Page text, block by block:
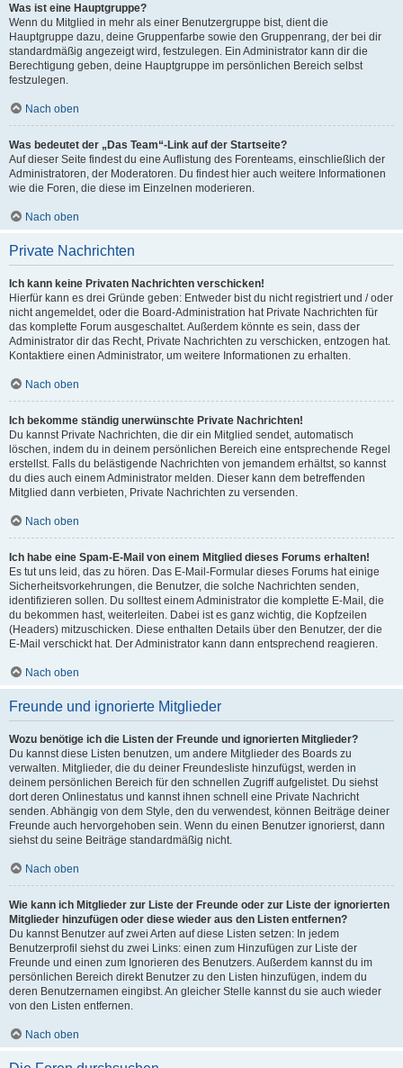
Was ist eine Hauptgruppe?
Wenn du Mitglied in mehr als einer Benutzergruppe bist, dient die
Hauptgruppe dazu, deine Gruppenfarbe sowie den Gruppenrang, der bei dir
standardmäßig angezeigt wird, festzulegen. Ein Administrator kann dir die
Berechtigung geben, deine Hauptgruppe im persönlichen Bereich selbst
festzulegen.
Nach oben
Was bedeutet der „Das Team“-Link auf der Startseite?
Auf dieser Seite findest du eine Auflistung des Forenteams, einschließlich der
Administratoren, der Moderatoren. Du findest hier auch weitere Informationen
wie die Foren, die diese im Einzelnen moderieren.
Nach oben
Private Nachrichten
Ich kann keine Privaten Nachrichten verschicken!
Hierfür kann es drei Gründe geben: Entweder bist du nicht registriert und / oder
nicht angemeldet, oder die Board-Administration hat Private Nachrichten für
das komplette Forum ausgeschaltet. Außerdem könnte es sein, dass der
Administrator dir das Recht, Private Nachrichten zu verschicken, entzogen hat.
Kontaktiere einen Administrator, um weitere Informationen zu erhalten.
Nach oben
Ich bekomme ständig unerwünschte Private Nachrichten!
Du kannst Private Nachrichten, die dir ein Mitglied sendet, automatisch
löschen, indem du in deinem persönlichen Bereich eine entsprechende Regel
erstellst. Falls du belästigende Nachrichten von jemandem erhältst, so kannst
du dies auch einem Administrator melden. Dieser kann dem betreffenden
Mitglied dann verbieten, Private Nachrichten zu versenden.
Nach oben
Ich habe eine Spam-E-Mail von einem Mitglied dieses Forums erhalten!
Es tut uns leid, das zu hören. Das E-Mail-Formular dieses Forums hat einige
Sicherheitsvorkehrungen, die Benutzer, die solche Nachrichten senden,
identifizieren sollen. Du solltest einem Administrator die komplette E-Mail, die
du bekommen hast, weiterleiten. Dabei ist es ganz wichtig, die Kopfzeilen
(Headers) mitzuschicken. Diese enthalten Details über den Benutzer, der die
E-Mail verschickt hat. Der Administrator kann dann entsprechend reagieren.
Nach oben
Freunde und ignorierte Mitglieder
Wozu benötige ich die Listen der Freunde und ignorierten Mitglieder?
Du kannst diese Listen benutzen, um andere Mitglieder des Boards zu
verwalten. Mitglieder, die du deiner Freundesliste hinzufügst, werden in
deinem persönlichen Bereich für den schnellen Zugriff aufgelistet. Du siehst
dort deren Onlinestatus und kannst ihnen schnell eine Private Nachricht
senden. Abhängig von dem Style, den du verwendest, können Beiträge deiner
Freunde auch hervorgehoben sein. Wenn du einen Benutzer ignorierst, dann
siehst du seine Beiträge standardmäßig nicht.
Nach oben
Wie kann ich Mitglieder zur Liste der Freunde oder zur Liste der ignorierten
Mitglieder hinzufügen oder diese wieder aus den Listen entfernen?
Du kannst Benutzer auf zwei Arten auf diese Listen setzen: In jedem
Benutzerprofil siehst du zwei Links: einen zum Hinzufügen zur Liste der
Freunde und einen zum Ignorieren des Benutzers. Außerdem kannst du im
persönlichen Bereich direkt Benutzer zu den Listen hinzufügen, indem du
deren Benutzernamen eingibst. An gleicher Stelle kannst du sie auch wieder
von den Listen entfernen.
Nach oben